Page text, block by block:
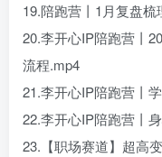
19.陪跑营丨1月复盘
20.李开心IP陪跑营丨
流程.mp4
21.李开心IP陪跑营丨
22.李开心IP陪跑营丨
23.【职场赛道】超高